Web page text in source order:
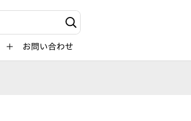
お問い合わせ